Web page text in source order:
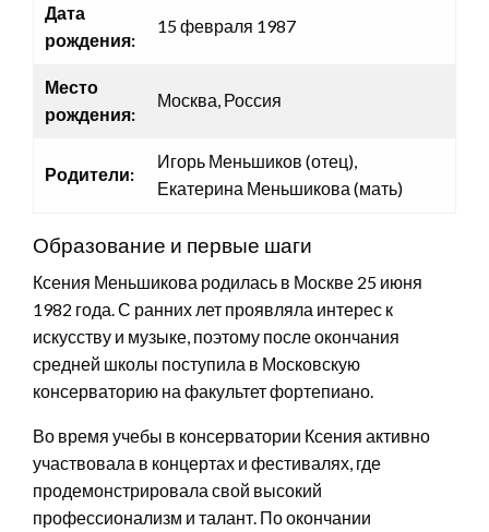
Дата
рождения:
15 февраля 1987
Место
рождения:
Москва, Россия
Родители:
Игорь Меньшиков (отец),
Екатерина Меньшикова (мать)
Образование и первые шаги
Ксения Меньшикова родилась в Москве 25 июня
1982 года. С ранних лет проявляла интерес к
искусству и музыке, поэтому после окончания
средней школы поступила в Московскую
консерваторию на факультет фортепиано.
Во время учебы в консерватории Ксения активно
участвовала в концертах и фестивалях, где
продемонстрировала свой высокий
профессионализм и талант. По окончании